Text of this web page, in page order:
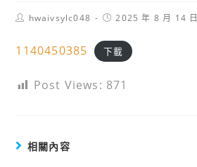
Posthwaivsylc048
Post2025 年 8 月 14 日
1140450385 下載
Post Views: 871
相關內容